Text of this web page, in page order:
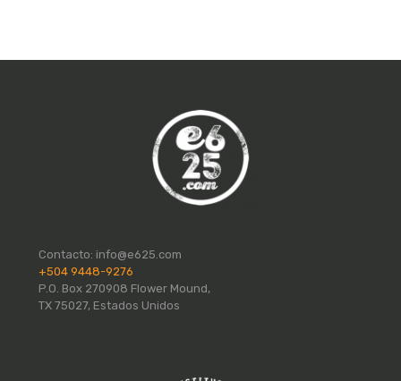
Contacto: info@e625.com
+504 9448-9276
P.O. Box 270908 Flower Mound,
TX 75027, Estados Unidos